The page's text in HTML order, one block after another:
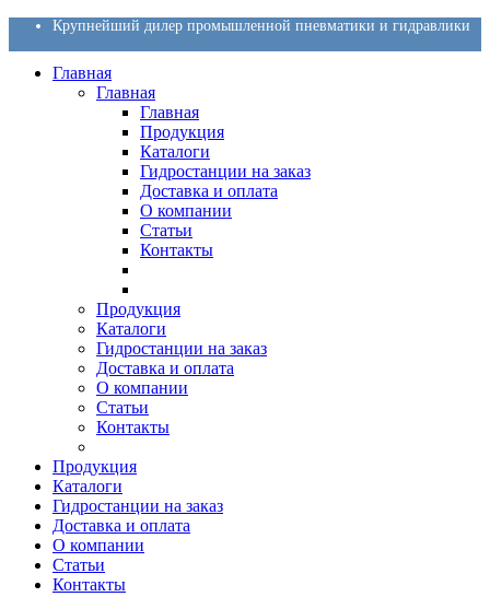
Крупнейший дилер промышленной пневматики и гидравлики
Главная
Главная
Главная
Продукция
Каталоги
Гидростанции на заказ
Доставка и оплата
О компании
Статьи
Контакты
Продукция
Каталоги
Гидростанции на заказ
Доставка и оплата
О компании
Статьи
Контакты
Продукция
Каталоги
Гидростанции на заказ
Доставка и оплата
О компании
Статьи
Контакты